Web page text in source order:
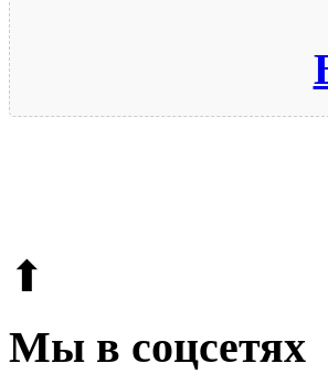
⬆
Мы в соцсетях